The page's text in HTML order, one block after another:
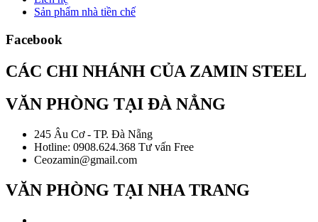
Sản phẩm nhà tiền chế
Facebook
CÁC CHI NHÁNH CỦA ZAMIN STEEL
VĂN PHÒNG TẠI ĐÀ NẲNG
245 Âu Cơ - TP. Đà Nẵng
Hotline: 0908.624.368 Tư vấn Free
Ceozamin@gmail.com
VĂN PHÒNG TẠI NHA TRANG